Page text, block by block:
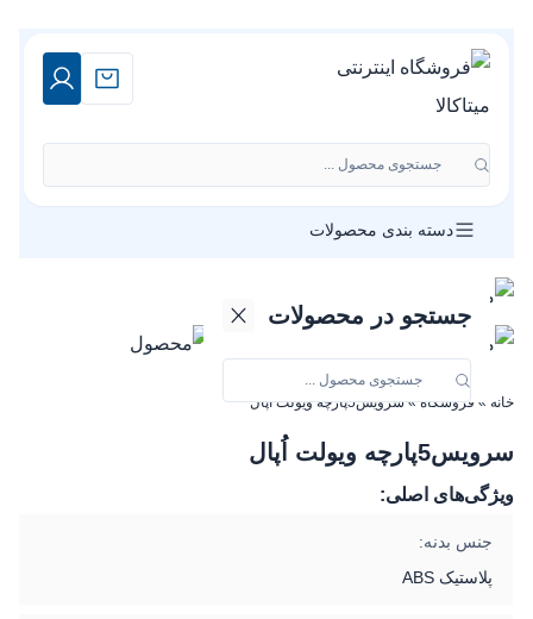
جستجوی محصول ...
جستجو در محصولات
دسته بندی محصولات
خانه » فروشگاه»سرویس‌5‌پارچه‌ ویولت اُپال
سرویس‌5‌پارچه‌ ویولت اُپال
ویژگی‌های اصلی:
جنس بدنه:
پلاستیک ABS